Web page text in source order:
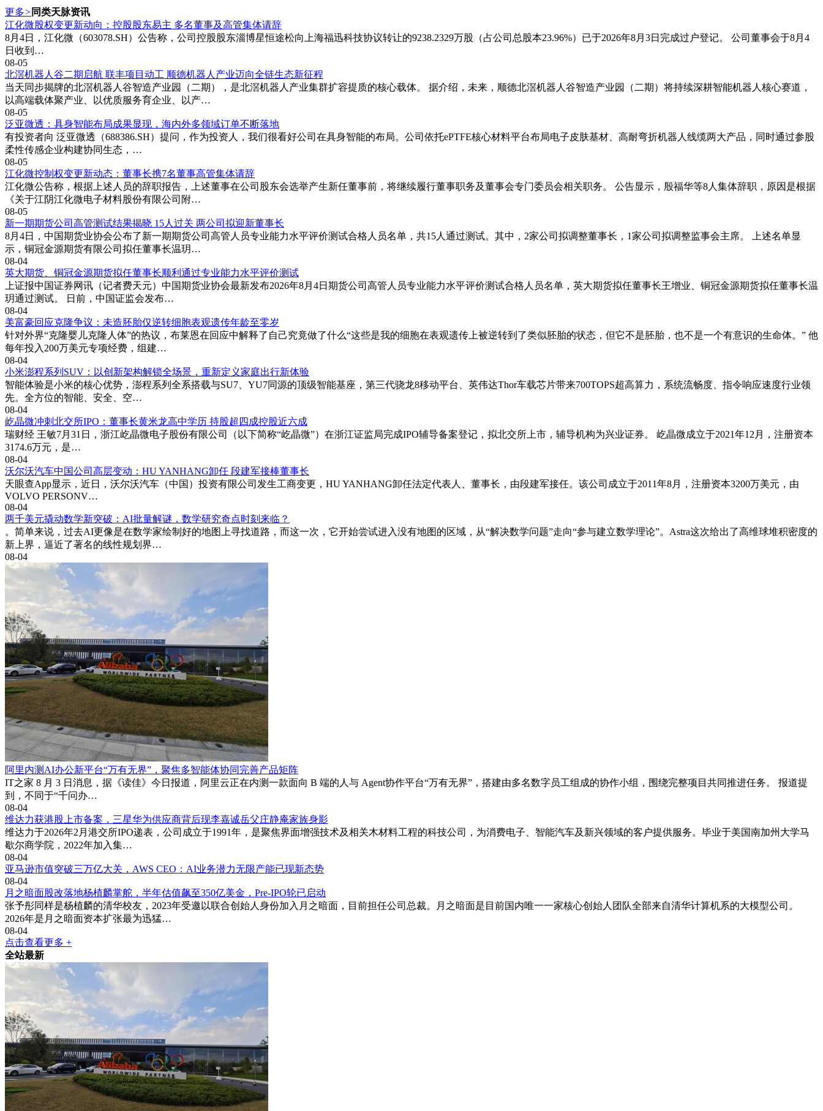
能，可动态匹配室内光线强度。针对低龄用户，C10系列配备10.1英寸低蓝光屏幕，集成坐姿提醒与距离检测系统，当检测到用户距离屏幕过近或弯腰驼背时，会通过语音提示及时纠正。
LUMIE 10的类纸显示技术则通过漫反射原理降低屏幕刺眼度，模拟纸质书籍的阅读体验。
学习资源建设上，各机型均构建了覆盖全学段的知识体系。T20型号的AI个性化学习路径推荐系统，可基于用户知识掌握情况动态调整习题难度，形成"诊断-学习-练习-巩固"的闭环。P30
Turbo通过1对1AI辅导功能，支持语文作文批改、数学解题思路引导等场景化应用。对于幼小衔接阶段，LUMIE 10内置的动画课程与互动绘本库，采用游戏化学习设计激发儿童兴趣。全系产
品均接入科大讯飞教育大脑，实时更新同步教材与考纲变化。
家长管控功能呈现精细化发展趋势。C10系列配备的学情报告系统，可按周/月生成学习数据可视化图表，详细记录各科目学习时长、正确率等关键指标。T90 Pro的家长端APP新增应用使用
时长限制功能，支持对社交软件、游戏等非学习类应用进行分时段管控。P30 Turbo的远程设备锁定功能，允许家长在特定时段暂停设备使用，确保学习专注度。所有机型均通过国家RG0级
护眼认证，从硬件层面保障用眼安全。
产品矩阵的差异化布局满足了多元需求。追求大屏体验的用户可选择T90 Pro，其14.8英寸屏幕适合长时间阅读；经常外出使用的场景下，C10的轻量化设计（仅480g）更具便携优势；对于多
孩家庭，P30 Turbo的全科覆盖特性可同时满足不同年级学习需求。各机型均搭载8核处理器与大容量电池，确保系统流畅运行与持久续航。
教育专家指出，选择学习机应重点关注三个维度：屏幕护眼技术需通过权威认证，学习资源要匹配教材版本且持续更新，管控功能应具备操作便捷性。科大讯飞通过AI技术深度赋能教育硬
件，在保护视力的同时实现精准教学，其产品矩阵为智能教育设备发展提供了创新范本。随着"AI+教育"场景的不断拓展，学习机正在从单一工具向个性化学习伙伴演进。
更多> 同类天脉资讯
江化微股权变更新动向：控股股东易主 多名董事及高管集体请辞
8月4日，江化微（603078.SH）公告称，公司控股股东淄博星恒途松向上海福迅科技协议转让的9238.2329万股（占公司总股本23.96%）已于2026年8月3日完成过户登记。 公司董事会于8月4
日收到…
08-05
北滘机器人谷二期启航 联丰项目动工 顺德机器人产业迈向全链生态新征程
当天同步揭牌的北滘机器人谷智造产业园（二期），是北滘机器人产业集群扩容提质的核心载体。 据介绍，未来，顺德北滘机器人谷智造产业园（二期）将持续深耕智能机器人核心赛道，
以高端载体聚产业、以优质服务育企业、以产…
08-05
泛亚微透：具身智能布局成果显现，海内外多领域订单不断落地
有投资者向 泛亚微透（688386.SH）提问，作为投资人，我们很看好公司在具身智能的布局。公司依托ePTFE核心材料平台布局电子皮肤基材、高耐弯折机器人线缆两大产品，同时通过参股
柔性传感企业构建协同生态，…
08-05
江化微控制权变更新动态：董事长携7名董事高管集体请辞
江化微公告称，根据上述人员的辞职报告，上述董事在公司股东会选举产生新任董事前，将继续履行董事职务及董事会专门委员会相关职务。 公告显示，殷福华等8人集体辞职，原因是根据
《关于江阴江化微电子材料股份有限公司附…
08-05
新一期期货公司高管测试结果揭晓 15人过关 两公司拟迎新董事长
8月4日，中国期货业协会公布了新一期期货公司高管人员专业能力水平评价测试合格人员名单，共15人通过测试。其中，2家公司拟调整董事长，1家公司拟调整监事会主席。 上述名单显
示，铜冠金源期货有限公司拟任董事长温玥…
08-04
英大期货、铜冠金源期货拟任董事长顺利通过专业能力水平评价测试
上证报中国证券网讯（记者费天元）中国期货业协会最新发布2026年8月4日期货公司高管人员专业能力水平评价测试合格人员名单，英大期货拟任董事长王增业、铜冠金源期货拟任董事长温
玥通过测试。 日前，中国证监会发布…
08-04
美富豪回应克隆争议：未造胚胎仅逆转细胞表观遗传年龄至零岁
针对外界“克隆婴儿克隆人体”的热议，布莱恩在回应中解释了自己究竟做了什么“这些是我的细胞在表观遗传上被逆转到了类似胚胎的状态，但它不是胚胎，也不是一个有意识的生命体。” 他
每年投入200万美元专项经费，组建…
08-04
小米澎程系列SUV：以创新架构解锁全场景，重新定义家庭出行新体验
智能体验是小米的核心优势，澎程系列全系搭载与SU7、YU7同源的顶级智能基座，第三代骁龙8移动平台、英伟达Thor车载芯片带来700TOPS超高算力，系统流畅度、指令响应速度行业领
先。全方位的智能、安全、空…
08-04
屹晶微冲刺北交所IPO：董事长黄米龙高中学历 持股超四成控股近六成
瑞财经 王敏7月31日，浙江屹晶微电子股份有限公司（以下简称“屹晶微”）在浙江证监局完成IPO辅导备案登记，拟北交所上市，辅导机构为兴业证券。 屹晶微成立于2021年12月，注册资本
3174.6万元，是…
08-04
沃尔沃汽车中国公司高层变动：HU YANHANG卸任 段建军接棒董事长
天眼查App显示，近日，沃尔沃汽车（中国）投资有限公司发生工商变更，HU YANHANG卸任法定代表人、董事长，由段建军接任。该公司成立于2011年8月，注册资本3200万美元，由
VOLVO PERSONV…
08-04
两千美元撬动数学新突破：AI批量解谜，数学研究奇点时刻来临？
。简单来说，过去AI更像是在数学家绘制好的地图上寻找道路，而这一次，它开始尝试进入没有地图的区域，从“解决数学问题”走向“参与建立数学理论”。Astra这次给出了高维球堆积密度的
新上界，逼近了著名的线性规划界…
08-04
阿里内测AI办公新平台“万有无界”，聚焦多智能体协同完善产品矩阵
IT之家 8 月 3 日消息，据《读佳》今日报道，阿里云正在内测一款面向 B 端的人与 Agent协作平台“万有无界”，搭建由多名数字员工组成的协作小组，围绕完整项目共同推进任务。 报道提
到，不同于“千问办…
08-04
维达力获港股上市备案，三星华为供应商背后现李嘉诚岳父庄静庵家族身影
维达力于2026年2月港交所IPO递表，公司成立于1991年，是聚焦界面增强技术及相关木材料工程的科技公司，为消费电子、智能汽车及新兴领域的客户提供服务。毕业于美国南加州大学马
歇尔商学院，2022年加入集…
08-04
亚马逊市值突破三万亿大关，AWS CEO：AI业务潜力无限产能已现新态势
08-04
月之暗面股改落地杨植麟掌舵，半年估值飙至350亿美金，Pre-IPO轮已启动
张予彤同样是杨植麟的清华校友，2023年受邀以联合创始人身份加入月之暗面，目前担任公司总裁。月之暗面是目前国内唯一一家核心创始人团队全部来自清华计算机系的大模型公司。
2026年是月之暗面资本扩张最为迅猛…
08-04
点击查看更多 +
全站最新